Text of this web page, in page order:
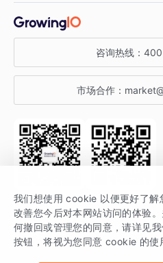
金融行业
获客分析
增长公开课
增长博客
开发者文档
SDK 文档
场景指南
关于 GrowingIO
增长大会
行业活动
咨询热线：
市场合作：
关注公众号 获取更多干货
GrowingIO 是专注于数据智能分析与
分析
我们想使用 cookie 以便更好了解
改善您今后对本网站访问的体验
何撤回或管理您的同意，请详见我
按钮，将视为您同意 cookie 的使